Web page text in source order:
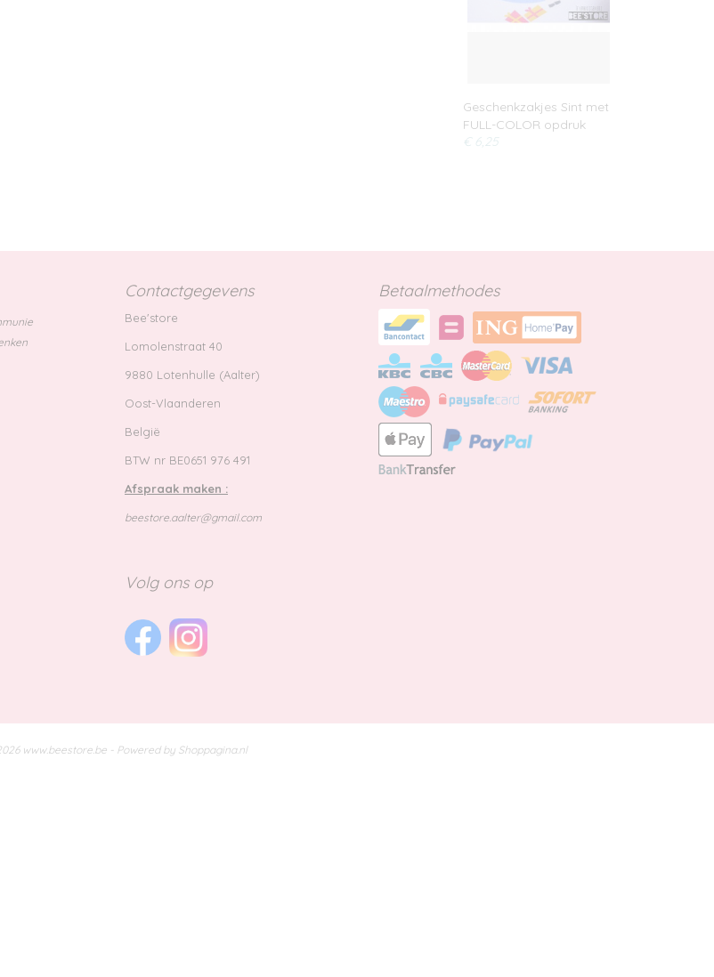
Geschenkzakjes Sint met
FULL-COLOR opdruk
€ 6,25
Contactgegevens
Bee'store
Lomolenstraat 40
9880 Lotenhulle (Aalter)
Oost-Vlaanderen
België
BTW nr BE0651 976 491
Afspraak maken :
beestore.aalter@gmail.com
Volg ons op
Betaalmethodes
www.beestore.be - Powered by Shoppagina.nl